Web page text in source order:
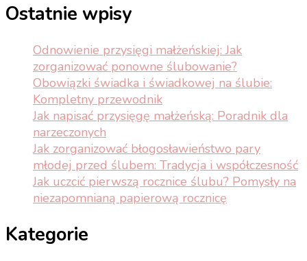
Ostatnie wpisy
Odnowienie przysięgi małżeńskiej: Jak
zorganizować ponowne ślubowanie?
Obowiązki świadka i świadkowej na ślubie:
Kompletny przewodnik
Jak napisać przysięgę małżeńską: Poradnik dla
narzeczonych
Jak zorganizować błogosławieństwo pary
młodej przed ślubem: Tradycja i współczesność
Jak uczcić pierwszą rocznice ślubu? Pomysły na
niezapomnianą papierową rocznicę
Kategorie